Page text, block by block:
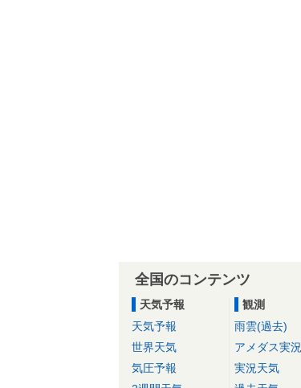
全国のコンテンツ
天気予報
天気予報
世界天気
気圧予報
観測
雨雲(過去)
アメダス実況
実況天気